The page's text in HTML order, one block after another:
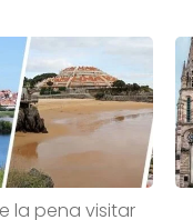
la pena visitar